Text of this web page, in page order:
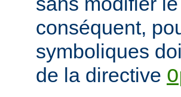
conséquent,
symboliques
de la directive